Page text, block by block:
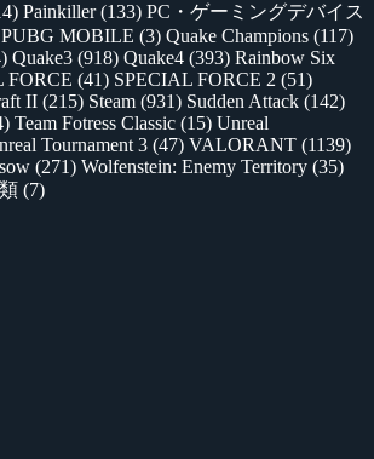
Painkiller(133) PC・ゲーミングデバイス
PUBG MOBILE (3) Quake Champions (117)
Quake3 (918) Quake4 (393) Rainbow Six
FORCE (41) SPECIAL FORCE 2 (51)
II (215) Steam (931) Sudden Attack (142)
Team Fotress Classic (15) Unreal
Tournament 3 (47) VALORANT (1139)
(271) Wolfenstein: Enemy Territory (35)
(7)